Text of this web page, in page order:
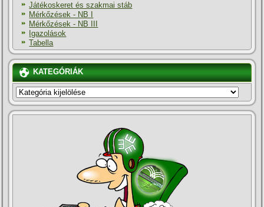
Játékoskeret és szakmai stáb
Mérkőzések - NB I
Mérkőzések - NB III
Igazolások
Tabella
KATEGÓRIÁK
KATEGÓRIÁK